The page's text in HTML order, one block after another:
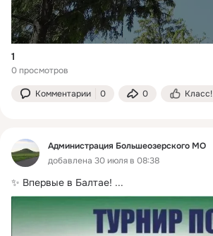
1
0 просмотров
Комментарии 0 0 Класс!
Администрация Большеозерского МО
добавлена 30 июля в 08:38
✨ Впервые в Балтае! ...